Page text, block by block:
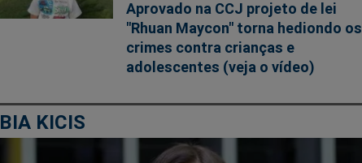
Aprovado na CCJ projeto de lei
"Rhuan Maycon" torna hediondo os
crimes contra crianças e
adolescentes (veja o vídeo)
BIA KICIS